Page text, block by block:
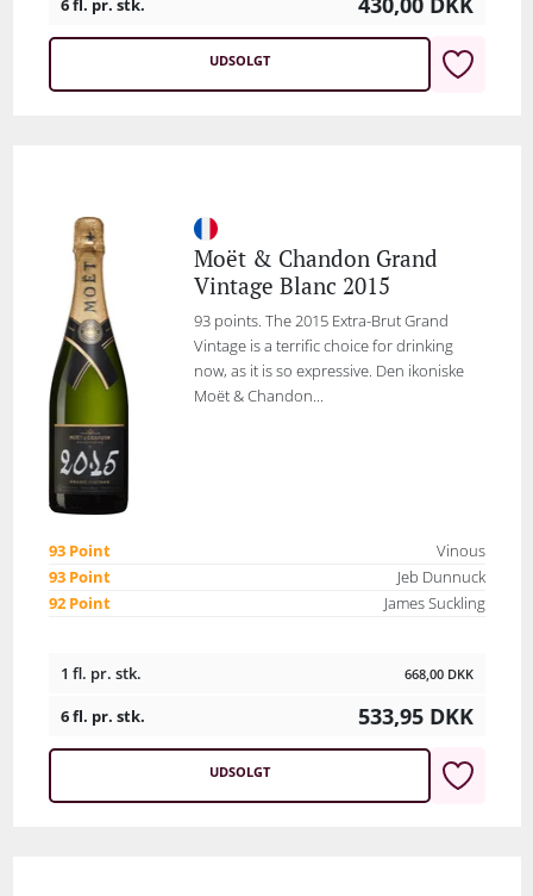
6 fl. pr. stk.
UDSOLGT
Moët & Chandon Grand
Vintage Blanc 2015
93 points. The 2015 Extra-Brut Grand
Vintage is a terrific choice for drinking
now, as it is so expressive. Den ikoniske
Moët & Chandon...
93 Point
Vinous
93 Point
Jeb Dunnuck
92 Point
James Suckling
1 fl. pr. stk. 668,00 DKK
6 fl. pr. stk. 533,95 DKK
UDSOLGT